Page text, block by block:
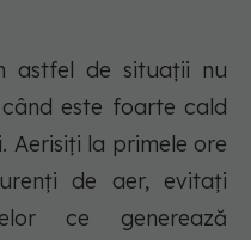
astfel de situații nu
este foarte cald
Aerisiți la primele ore
de aer, evitați
ce generează